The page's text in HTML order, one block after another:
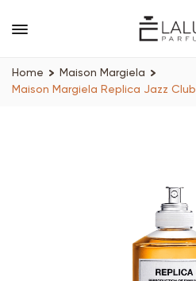
Home
Maison Margiela
Maison Margiela Replica Jazz Club